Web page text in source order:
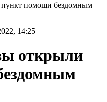
помощи бездомным
14:25
открыли